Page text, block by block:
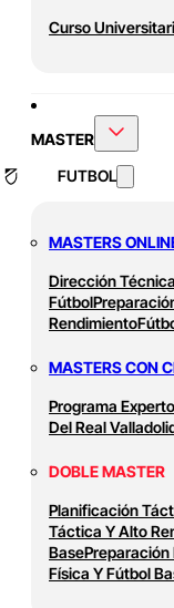
Curso
MASTER
FUTBOL
MASTERS
Dirección
Fútbol
Rendimiento
MASTERS CON
Programa
Del Real
DOBLE MASTER
Planificación
Táctica Y Alto
BasePreparación
Física Y Fútbol